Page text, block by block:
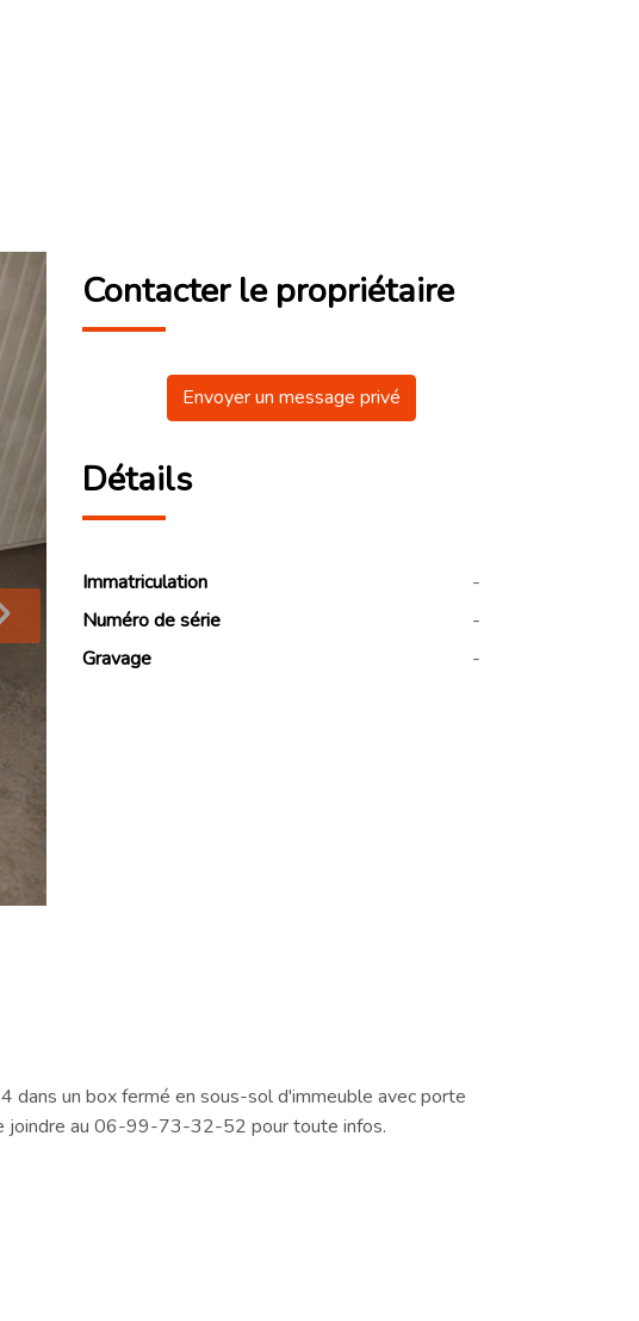
Contacter le propriétaire
Envoyer un message privé
Détails
Immatriculation
-
Numéro de série
-
Gravage
-
un box fermé en sous-sol d'immeuble avec porte
joindre au 06-99-73-32-52 pour toute infos.